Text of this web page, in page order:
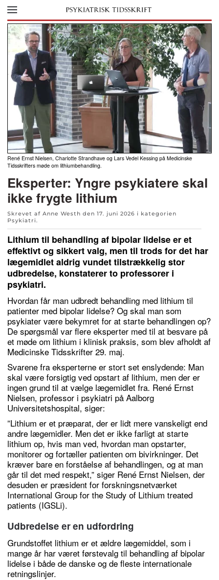
Skip to main content
René Ernst Nielsen, Charlotte Strandhave og Lars Vedel Kessing på Medicinske
Tidsskrifters møde om lithiumbehandling.
Eksperter: Yngre psykiatere skal
ikke frygte lithium
Skrevet af Anne Westh den 17. juni 2026 i kategorien
Psykiatri.
Lithium til behandling af bipolar lidelse er et
effektivt og sikkert valg, men til trods for det har
lægemidlet aldrig vundet tilstrækkelig stor
udbredelse, konstaterer to professorer i
psykiatri.
Hvordan får man udbredt behandling med lithium til
patienter med bipolar lidelse? Og skal man som
psykiater være bekymret for at starte behandlingen op?
De spørgsmål var flere eksperter med til at besvare på
et møde om lithium i klinisk praksis, som blev afholdt af
Medicinske Tidsskrifter 29. maj.
Svarene fra eksperterne er stort set enslydende: Man
skal være forsigtig ved opstart af lithium, men der er
ingen grund til at vælge lægemidlet fra. René Ernst
Nielsen, professor i psykiatri på Aalborg
Universitetshospital, siger:
”Lithium er et præparat, der er lidt mere vanskeligt end
andre lægemidler. Men det er ikke farligt at starte
lithium op, hvis man ved, hvordan man opstarter,
monitorer og fortæller patienten om bivirkninger. Det
kræver bare en forståelse af behandlingen, og at man
går til det med respekt,” siger René Ernst Nielsen, der
desuden er præsident for forskningsnetværket
International Group for the Study of Lithium treated
patients (IGSLi).
Udbredelse er en udfordring
Grundstoffet lithium er et ældre lægemiddel, som i
mange år har været førstevalg til behandling af bipolar
lidelse i både de danske og de fleste internationale
retningslinjer.